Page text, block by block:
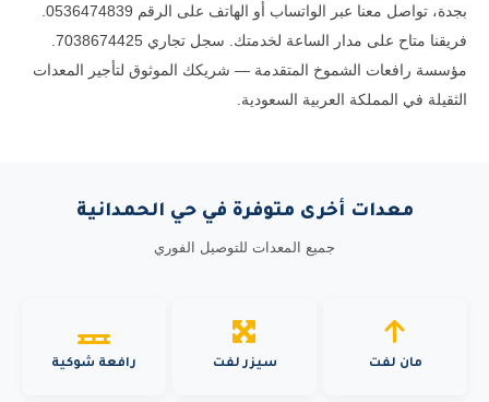
بجدة، تواصل معنا عبر الواتساب أو الهاتف على الرقم 0536474839.
فريقنا متاح على مدار الساعة لخدمتك. سجل تجاري 7038674425.
مؤسسة رافعات الشموخ المتقدمة — شريكك الموثوق لتأجير المعدات
الثقيلة في المملكة العربية السعودية.
معدات أخرى متوفرة في حي الحمدانية
جميع المعدات للتوصيل الفوري
مان لفت سيزر لفت رافعة شوكية